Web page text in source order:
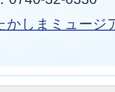
かしまミュージ